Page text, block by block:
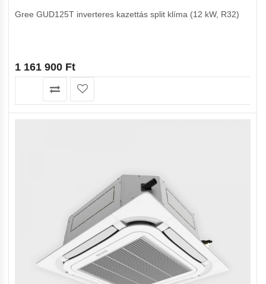
Gree GUD125T inverteres kazettás split klíma (12 kW, R32)
1 161 900 Ft